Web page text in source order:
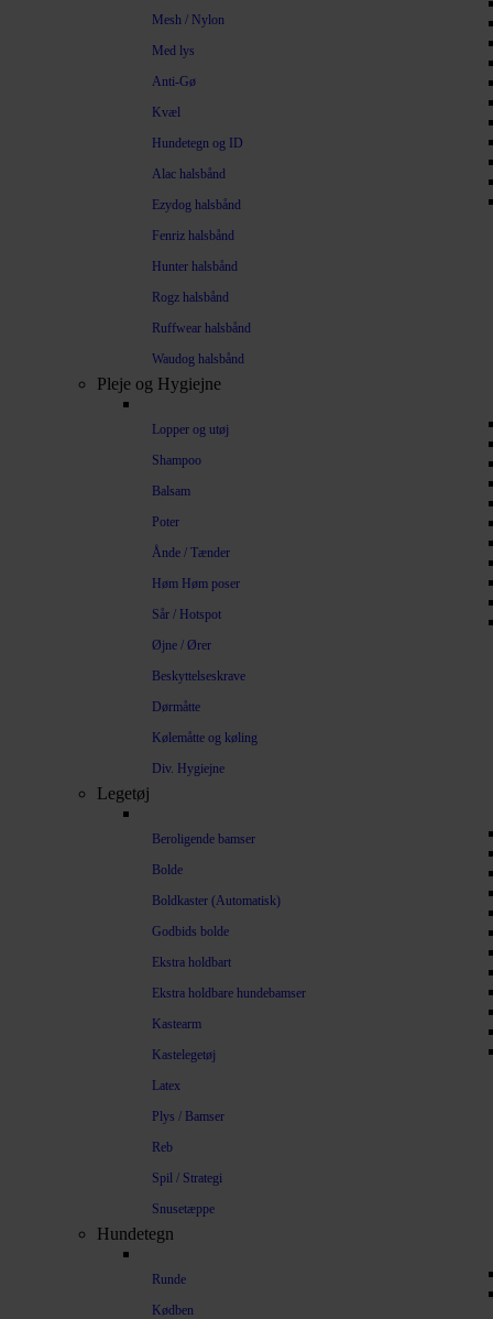
Mesh / Nylon
Med lys
Anti-Gø
Kvæl
Hundetegn og ID
Alac halsbånd
Ezydog halsbånd
Fenriz halsbånd
Hunter halsbånd
Rogz halsbånd
Ruffwear halsbånd
Waudog halsbånd
Pleje og Hygiejne
Lopper og utøj
Shampoo
Balsam
Poter
Ånde / Tænder
Høm Høm poser
Sår / Hotspot
Øjne / Ører
Beskyttelseskrave
Dørmåtte
Kølemåtte og køling
Div. Hygiejne
Legetøj
Beroligende bamser
Bolde
Boldkaster (Automatisk)
Godbids bolde
Ekstra holdbart
Ekstra holdbare hundebamser
Kastearm
Kastelegetøj
Latex
Plys / Bamser
Reb
Spil / Strategi
Snusetæppe
Hundetegn
Runde
Kødben